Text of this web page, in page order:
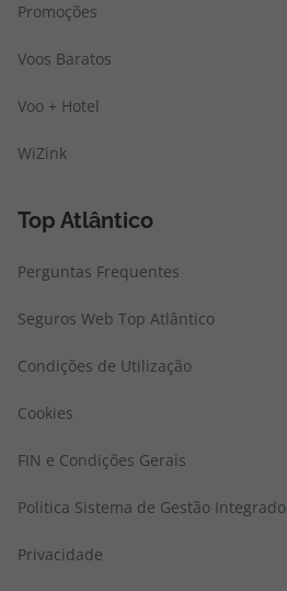
Promoções
Voos Baratos
Voo + Hotel
WiZink
Top Atlântico
Perguntas Frequentes
Seguros Web Top Atlântico
Condições de Utilização
Cookies
FIN e Condições Gerais
Politica Sistema de Gestão Integrado
Privacidade